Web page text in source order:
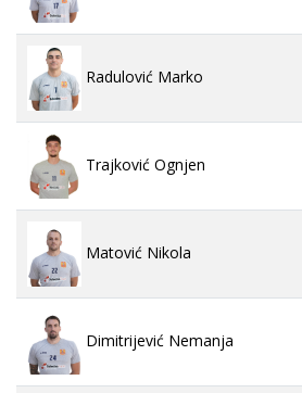
Radulović Marko
Trajković Ognjen
Matović Nikola
Dimitrijević Nemanja